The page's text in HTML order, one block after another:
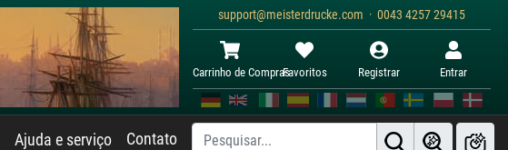
support@meisterdrucke.com · 0043 4257 29415
Carrinho de ComprasFavoritos Registrar Entrar
Ajuda e serviço Contato